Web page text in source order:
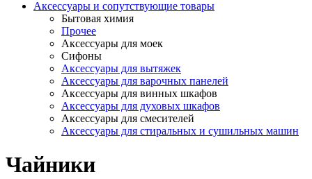
Аксессуары и сопутствующие товары
Бытовая химия
Прочее
Аксессуары для моек
Сифоны
Аксессуары для вытяжек
Аксессуары для варочных панелей
Аксессуары для винных шкафов
Аксессуары для духовых шкафов
Аксессуары для смесителей
Аксессуары для стиральных и сушильных машин
Чайники